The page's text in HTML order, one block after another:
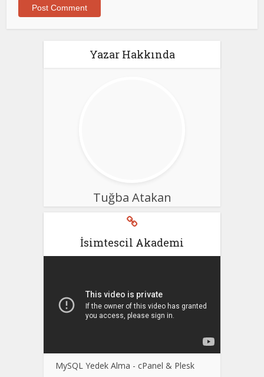
Yazar Hakkında
Tuğba Atakan
İsimtescil Akademi
MySQL Yedek Alma - cPanel & Plesk